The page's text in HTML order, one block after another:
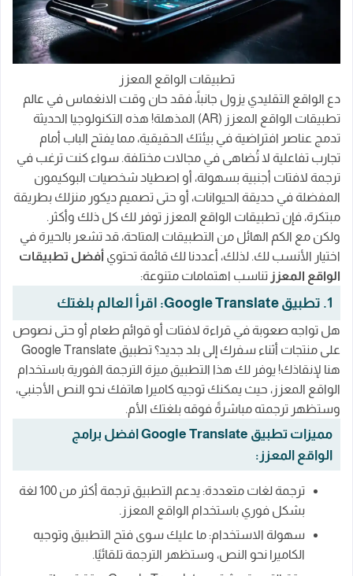
تطبيقات الواقع المعزز
دع الواقع التقليدي يزول جانباً، فقد حان وقت الانغماس في عالم
تطبيقات الواقع المعزز (AR) المذهلة! هذه التكنولوجيا الحديثة
تدمج عناصر افتراضية في بيئتك الحقيقية، مما يفتح الباب أمام
تجارب تفاعلية لا تُضاهى في مجالات مختلفة. سواء كنت ترغب في
ترجمة لافتات أجنبية بسهولة، أو اصطياد شخصيات البوكيمون
المفضلة في حديقة الحيوانات، أو حتى تصميم ديكور منزلك بطريقة
مبتكرة، فإن تطبيقات الواقع المعزز توفر لك كل ذلك وأكثر.
ولكن مع الكم الهائل من التطبيقات المتاحة، قد تشعر بالحيرة في
اختيار الأنسب لك. لذلك، أعددنا لك قائمة تحتوي أفضل تطبيقات
الواقع المعزز تناسب اهتمامات متنوعة:
1. تطبيق Google Translate: اقرأ العالم بلغتك
هل تواجه صعوبة في قراءة لافتات أو قوائم طعام أو حتى نصوص
على منتجات أثناء سفرك إلى بلد جديد؟ تطبيق Google Translate
هنا لإنقاذك! يوفر لك هذا التطبيق ميزة الترجمة الفورية باستخدام
الواقع المعزز، حيث يمكنك توجيه كاميرا هاتفك نحو النص الأجنبي،
وستظهر ترجمته مباشرةً فوقه بلغتك الأم.
مميزات تطبيق Google Translate افضل برامج
الواقع المعزز:
ترجمة لغات متعددة: يدعم التطبيق ترجمة أكثر من 100 لغة
بشكل فوري باستخدام الواقع المعزز.
سهولة الاستخدام: ما عليك سوى فتح التطبيق وتوجيه
الكاميرا نحو النص، وستظهر الترجمة تلقائيًا.